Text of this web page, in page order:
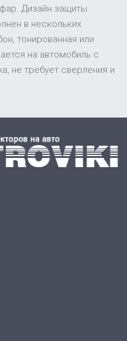
Дизайн защиты
в нескольких
тонированная или
на автомобиль с
не требует сверления и